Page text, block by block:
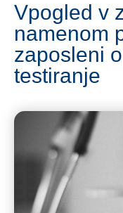
Vpogled v
namenom
zaposleni
testiranje